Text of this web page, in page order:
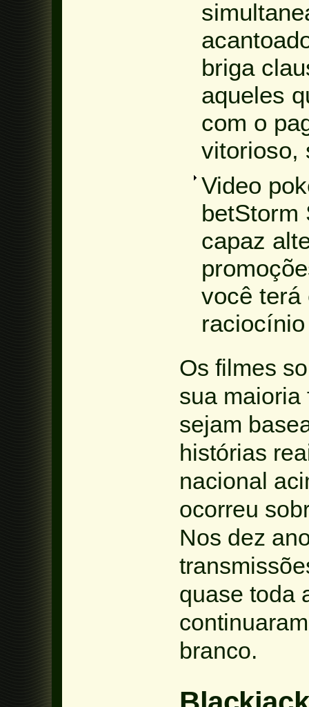
briga
aqueles
com o
vitorioso,
Video
betStorm
capaz
você terá
Os filmes
sua maioria
sejam
histórias
nacional
ocorreu
Nos dez
quase toda
branco.